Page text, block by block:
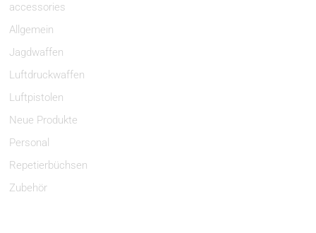
accessories
Allgemein
Jagdwaffen
Luftdruckwaffen
Luftpistolen
Neue Produkte
Personal
Repetierbüchsen
Zubehör